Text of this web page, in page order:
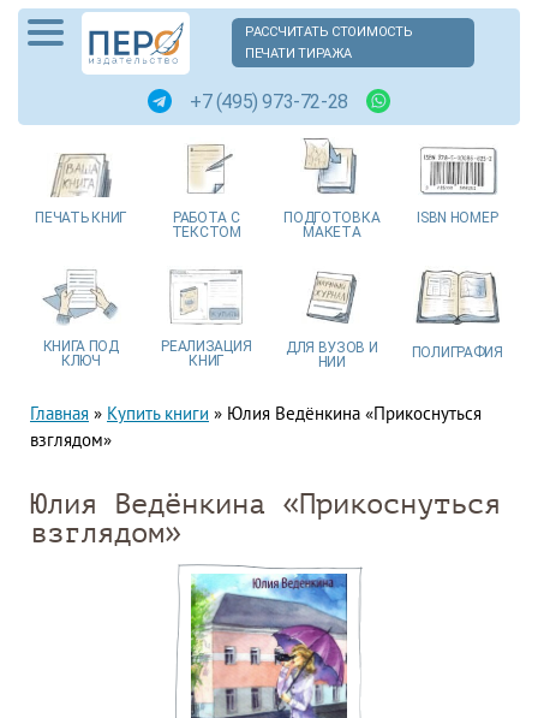
РАССЧИТАТЬ СТОИМОСТЬ
ПЕЧАТИ ТИРАЖА
+7 (495) 973-72-28
ПЕЧАТЬ КНИГ РАБОТА С
ТЕКСТОМ
ПОДГОТОВКА
МАКЕТА
ISBN НОМЕР
КНИГА ПОД
КЛЮЧ
РЕАЛИЗАЦИЯ
КНИГ
ДЛЯ ВУЗОВ И
НИИ
ПОЛИГРАФИЯ
Главная » Купить книги » Юлия Ведёнкина «Прикоснуться
взглядом»
Юлия Ведёнкина «Прикоснуться
взглядом»